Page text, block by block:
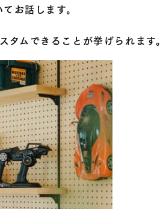
お話します。
ムできることが挙げられます。